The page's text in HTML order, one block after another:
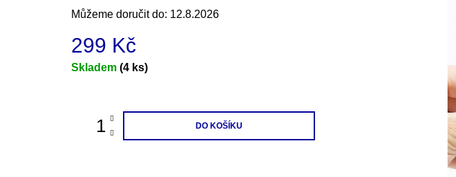
Můžeme doručit do: 12.8.2026
299 Kč
Měrná
Skladem (4 ks)
DO KOŠÍKU
NEJEN ROMSKÉ RECEPTY
Původně: